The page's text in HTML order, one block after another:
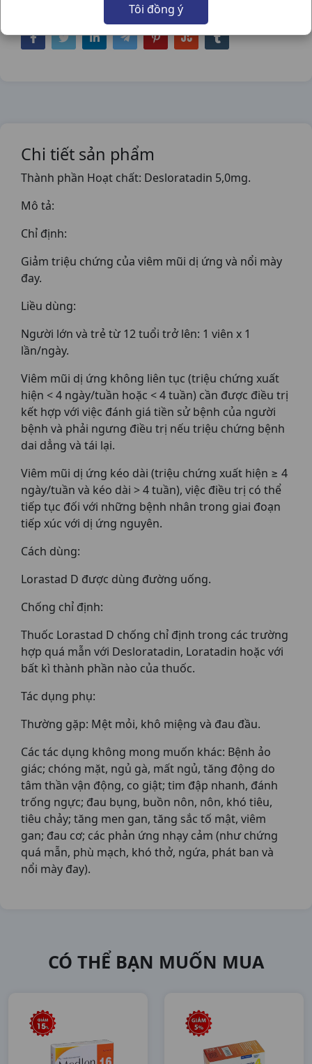
Tôi đồng ý
Chia sẻ qua mạng xã hội:
Chi tiết sản phẩm
Thành phần Hoạt chất: Desloratadin 5,0mg.
Mô tả:
Chỉ định:
Giảm triệu chứng của viêm mũi dị ứng và nổi mày
đay.
Liều dùng:
Người lớn và trẻ từ 12 tuổi trở lên: 1 viên x 1
lần/ngày.
Viêm mũi dị ứng không liên tục (triệu chứng xuất
hiện < 4 ngày/tuần hoặc < 4 tuần) cần được điều trị
kết hợp với việc đánh giá tiền sử bệnh của người
bệnh và phải ngưng điều trị nếu triệu chứng bệnh
dai dẳng và tái lại.
Viêm mũi dị ứng kéo dài (triệu chứng xuất hiện ≥ 4
ngày/tuần và kéo dài > 4 tuần), việc điều trị có thể
tiếp tục đối với những bệnh nhân trong giai đoạn
tiếp xúc với dị ứng nguyên.
Cách dùng:
Lorastad D được dùng đường uống.
Chống chỉ định:
Thuốc Lorastad D chống chỉ định trong các trường
hợp quá mẫn với Desloratadin, Loratadin hoặc với
bất kì thành phần nào của thuốc.
Tác dụng phụ:
Thường gặp: Mệt mỏi, khô miệng và đau đầu.
Các tác dụng không mong muốn khác: Bệnh ảo
giác; chóng mặt, ngủ gà, mất ngủ, tăng động do
tâm thần vận động, co giật; tim đập nhanh, đánh
trống ngực; đau bụng, buồn nôn, nôn, khó tiêu,
tiêu chảy; tăng men gan, tăng sắc tố mật, viêm
gan; đau cơ; các phản ứng nhạy cảm (như chứng
quá mẫn, phù mạch, khó thở, ngứa, phát ban và
nổi mày đay).
CÓ THỂ BẠN MUỐN MUA